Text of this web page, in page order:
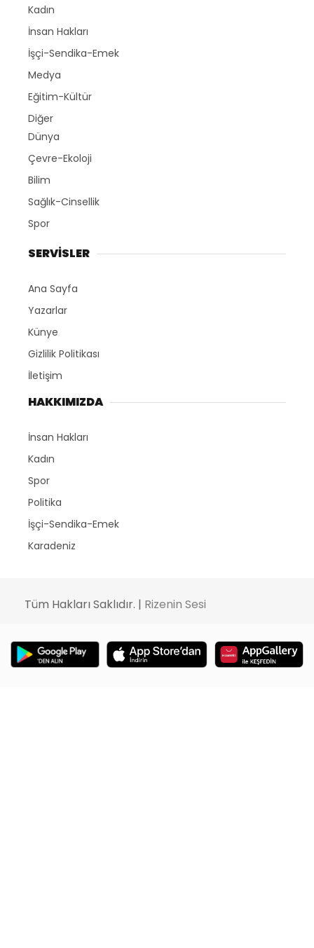
Kadın
İnsan Hakları
İşçi-Sendika-Emek
Medya
Eğitim-Kültür
Diğer
Dünya
Çevre-Ekoloji
Bilim
Sağlık-Cinsellik
Spor
SERVİSLER
Ana Sayfa
Yazarlar
Künye
Gizlilik Politikası
İletişim
HAKKIMIZDA
İnsan Hakları
Kadın
Spor
Politika
İşçi-Sendika-Emek
Karadeniz
Tüm Hakları Saklıdır. | Rizenin Sesi